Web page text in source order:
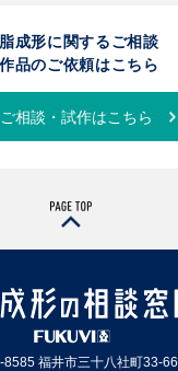
成形に関するご相談
品のご依頼はこちら
ご相談・試作はこちら
8585 福井市三十八社町33-66